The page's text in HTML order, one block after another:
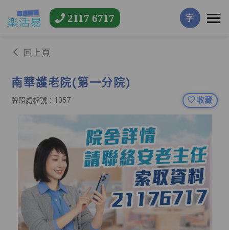
2117 6717 字
回上頁
南華護老院(第一分院)
牌照處檔號：1057 收藏